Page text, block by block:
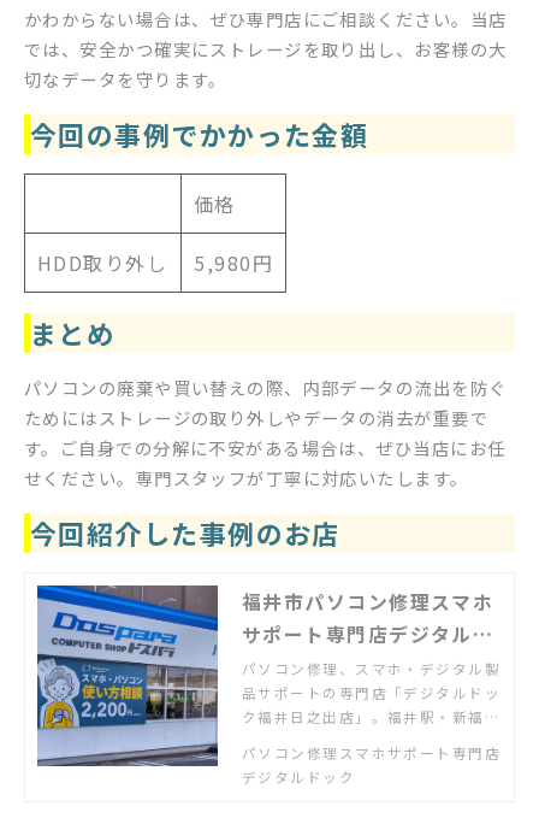
かわからない場合は、ぜひ専門店にご相談ください。当店
では、安全かつ確実にストレージを取り出し、お客様の大
切なデータを守ります。
今回の事例でかかった金額
価格
HDD取り外し 5,980円
まとめ
パソコンの廃棄や買い替えの際、内部データの流出を防ぐ
ためにはストレージの取り外しやデータの消去が重要で
す。ご自身での分解に不安がある場合は、ぜひ当店にお任
せください。専門スタッフが丁寧に対応いたします。
今回紹介した事例のお店
福井市パソコン修理スマホ
サポート専門店デジタルド
ック福井日之出店
パソコン修理、スマホ・デジタル製
品サポートの専門店「デジタルドッ
ク福井日之出店」。福井駅・新福井
ンが故障した」「スマホの使い方が
わからない」「新しいパソコンの設
パソコン修理スマホサポート専門店
デジタルドック